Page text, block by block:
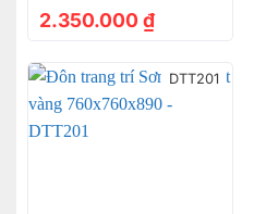
2.350.000 ₫
DTT201